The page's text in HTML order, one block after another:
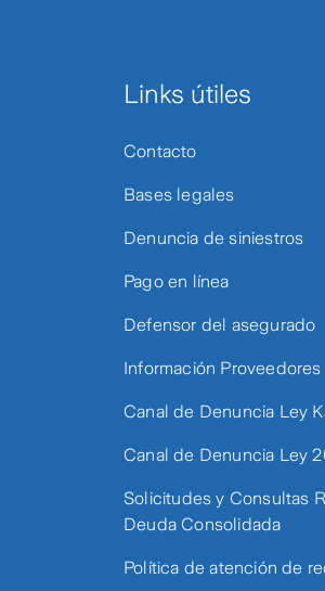
Links útiles
Contacto
Bases legales
Denuncia de siniestros
Pago en línea
Defensor del asegurado
Información Proveedores
Canal de Denuncia Ley
Canal de Denuncia Ley
Solicitudes y Consultas
Deuda Consolidada
Política de atención de